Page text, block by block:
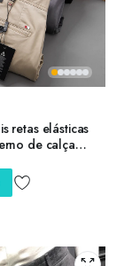
retas elásticas
de calça
outono,
maior 30-